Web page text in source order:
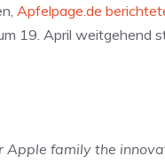
Apfelpage.de
19. April weitgehend
Apple family the